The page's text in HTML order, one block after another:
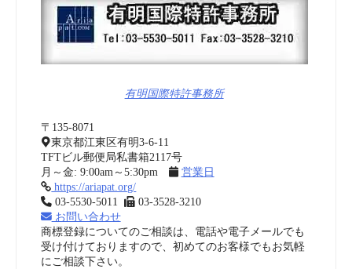
有明国際特許事務所
〒135-8071
東京都江東区有明3-6-11
TFTビル郵便局私書箱2117号
月～金: 9:00am～5:30pm
営業日
https://ariapat.org/
03-5530-5011
03-3528-3210
お問い合わせ
商標登録についてのご相談は、電話や電子メールでも
受け付けておりますので、初めてのお客様でもお気軽
にご相談下さい。